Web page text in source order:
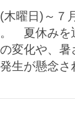
曜日)～７
夏休みを
変化や、
発生が懸念